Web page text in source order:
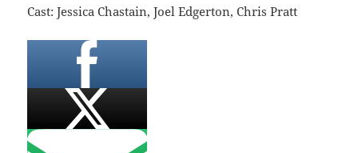
Cast: Jessica Chastain, Joel Edgerton, Chris Pratt